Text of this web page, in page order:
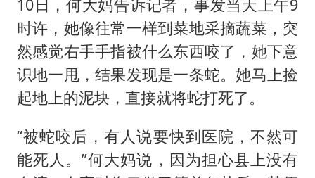
10日，何大妈告诉记者，事发当天上午9
时许，她像往常一样到菜地采摘蔬菜，突
然感觉右手手指被什么东西咬了，她下意
识地一甩，结果发现是一条蛇。她马上捡
起地上的泥块，直接就将蛇打死了。
“被蛇咬后，有人说要快到医院，不然可
能死人。”何大妈说，因为担心县上没有